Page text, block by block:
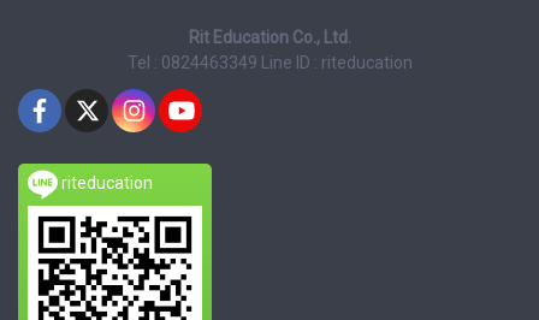
Rit Education Co., Ltd.
Tel : 0824463349
Line ID : riteducation
riteducation